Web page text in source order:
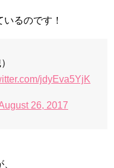
るのです！
jdyEva5YjK
26, 2017